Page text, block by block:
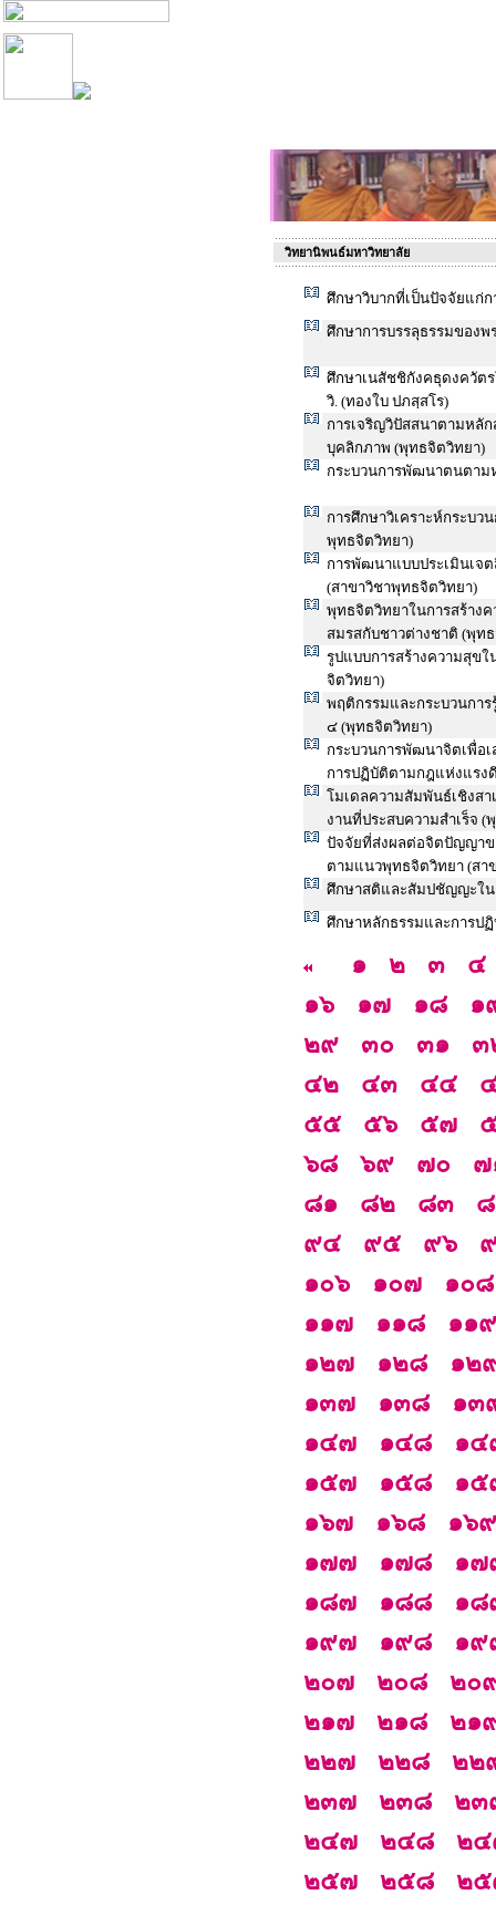
วิทยานิพนธ์มหาวิทยาลัย
ศึกษาวิบากที่เป็นปัจจัยแก่
ศึกษาการบรรลุธรรมของ
ศึกษาเนสัชชิกังคธุดงควัต
วิ. (ทองใบ ปภสฺสโร)
การเจริญวิปัสสนาตามหลั
บุคลิกภาพ (พุทธจิตวิทยา)
กระบวนการพัฒนาตนตาม
การศึกษาวิเคราะห์กระบ
พุทธจิตวิทยา)
การพัฒนาแบบประเมินเจ
(สาขาวิชาพุทธจิตวิทยา)
พุทธจิตวิทยาในการสร้าง
สมรสกับชาวต่างชาติ (พุท
รูปแบบการสร้างความสุข
จิตวิทยา)
พฤติกรรมและกระบวนกา
๔ (พุทธจิตวิทยา)
กระบวนการพัฒนาจิตเพื่อ
การปฏิบัติตามกฎแห่งแรง
โมเดลความสัมพันธ์เชิงส
งานที่ประสบความสำเร็จ (
ปัจจัยที่ส่งผลต่อจิตปัญญาข
ตามแนวพุทธจิตวิทยา (สา
ศึกษาสติและสัมปชัญญะใน
ศึกษาหลักธรรมและการป
๑ ๒ ๓
๔
๑๖
๑๗ ๑๘
๑
๒๙
๓๐ ๓๑
๓
๔๒
๔๓ ๔๔
๕๕
๕๖ ๕๗
๖๘
๖๙ ๗๐
๗
๘๑
๘๒ ๘๓
๙๔
๙๕ ๙๖
๑๐๖
๑๐๗
๑๐๘
๑๑๗
๑๑๘
๑๑๙
๑๒๗
๑๒๘
๑๒
๑๓๗
๑๓๘
๑๓
๑๔๗
๑๔๘
๑๔
๑๕๗
๑๕๘
๑๕
๑๖๗
๑๖๘
๑๖๙
๑๗๗
๑๗๘
๑๗
๑๘๗
๑๘๘
๑๘
๑๙๗
๑๙๘
๑๙
๒๐๗
๒๐๘
๒๐
๒๑๗
๒๑๘
๒๑
๒๒๗
๒๒๘
๒๒
๒๓๗
๒๓๘
๒๓
๒๔๗
๒๔๘
๒
๒๕๗
๒๕๘
๒